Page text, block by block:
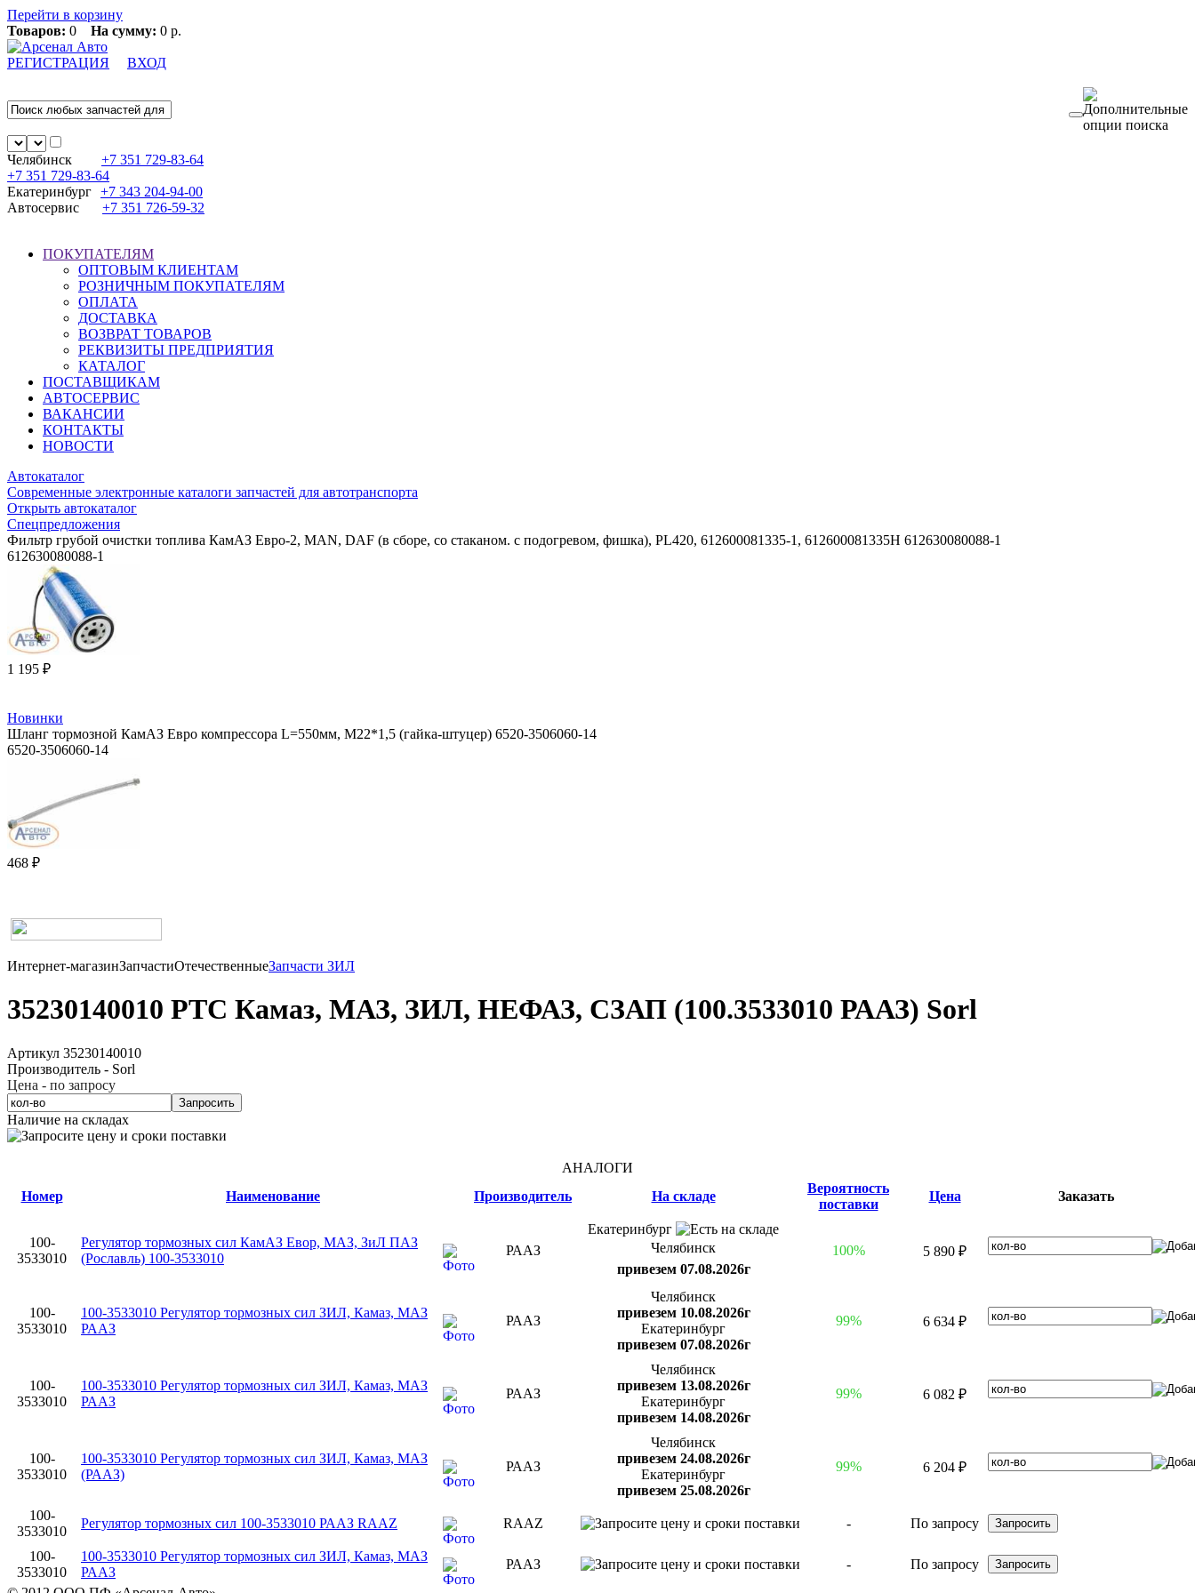
Перейти в корзину
Товаров: 0 На сумму: 0 р.
РЕГИСТРАЦИЯ ВХОД
Челябинск +7 351 729-83-64
+7 351 729-83-64
Екатеринбург +7 343 204-94-00
Автосервис
+7 351 726-59-32
ПОКУПАТЕЛЯМ
ОПТОВЫМ КЛИЕНТАМ
РОЗНИЧНЫМ ПОКУПАТЕЛЯМ
ОПЛАТА
ДОСТАВКА
ВОЗВРАТ ТОВАРОВ
РЕКВИЗИТЫ ПРЕДПРИЯТИЯ
КАТАЛОГ
ПОСТАВЩИКАМ
АВТОСЕРВИС
ВАКАНСИИ
КОНТАКТЫ
НОВОСТИ
Автокаталог
Современные электронные каталоги запчастей для автотранспорта
Открыть автокаталог
Спецпредложения
Фильтр грубой очистки топлива КамАЗ Евро-2, MAN, DAF (в сборе, со стаканом. с подогревом, фишка), PL420, 612600081335-1, 612600081335H 612630080088-1
612630080088-1
1 195 ₽
Новинки
Шланг тормозной КамАЗ Евро компрессора L=550мм, М22*1,5 (гайка-штуцер) 6520-3506060-14
6520-3506060-14
468 ₽
Интернет-магазинЗапчастиОтечественныеЗапчасти ЗИЛ
35230140010 РТС Камаз, МАЗ, ЗИЛ, НЕФАЗ, СЗАП (100.3533010 РААЗ) Sorl
Артикул 35230140010
Производитель - Sorl
Цена - по запросу
Запросить
Наличие на складах
АНАЛОГИ
Номер
Наименование Производитель На складе
Вероятность
поставки
Цена Заказать
100-
3533010
Регулятор тормозных сил КамАЗ Евор, МАЗ, ЗиЛ ПАЗ
(Рославль) 100-3533010
РААЗ
Екатеринбург
Челябинск
привезем 07.08.2026г
100% 5 890 ₽
100-
3533010
100-3533010 Регулятор тормозных сил ЗИЛ, Камаз, МАЗ
РААЗ
РААЗ
Челябинск
привезем 10.08.2026г
Екатеринбург
привезем 07.08.2026г
99% 6 634 ₽
100-
3533010
100-3533010 Регулятор тормозных сил ЗИЛ, Камаз, МАЗ
РААЗ
РААЗ
Челябинск
привезем 13.08.2026г
Екатеринбург
привезем 14.08.2026г
99% 6 082 ₽
100-
3533010
100-3533010 Регулятоp тоpмозных сил ЗИЛ, Камаз, МАЗ
(РААЗ)
РААЗ
Челябинск
привезем 24.08.2026г
Екатеринбург
привезем 25.08.2026г
99% 6 204 ₽
100-
3533010
Регулятор тормозных сил 100-3533010 РААЗ RAAZ RAAZ - По запросу
100-
3533010
100-3533010 Регулятор тормозных сил ЗИЛ, Камаз, МАЗ
РААЗ
РААЗ -
По запросу